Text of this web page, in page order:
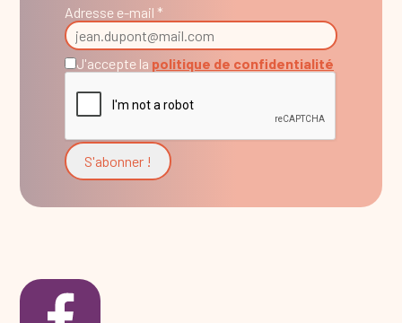
Adresse e-mail *
J'accepte la politique de confidentialité